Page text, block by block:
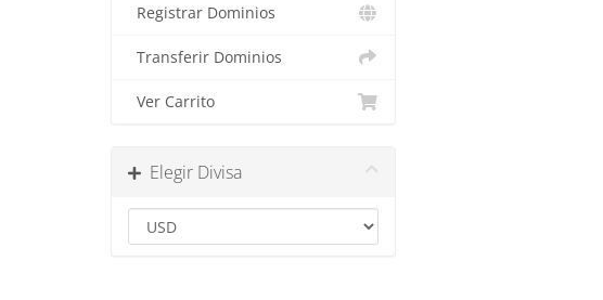
Registrar Dominios
Transferir Dominios
Ver Carrito
Elegir Divisa